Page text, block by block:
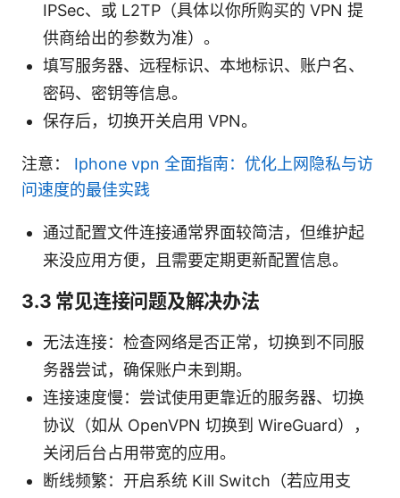
IPSec、或 L2TP（具体以你所购买的 VPN 提
供商给出的参数为准）。
填写服务器、远程标识、本地标识、账户名、
密码、密钥等信息。
保存后，切换开关启用 VPN。
注意： Iphone vpn 全面指南：优化上网隐私与访
问速度的最佳实践
通过配置文件连接通常界面较简洁，但维护起
来没应用方便，且需要定期更新配置信息。
3.3 常见连接问题及解决办法
无法连接：检查网络是否正常，切换到不同服
务器尝试，确保账户未到期。
连接速度慢：尝试使用更靠近的服务器、切换
协议（如从 OpenVPN 切换到 WireGuard），
关闭后台占用带宽的应用。
断线频繁：开启系统 Kill Switch（若应用支